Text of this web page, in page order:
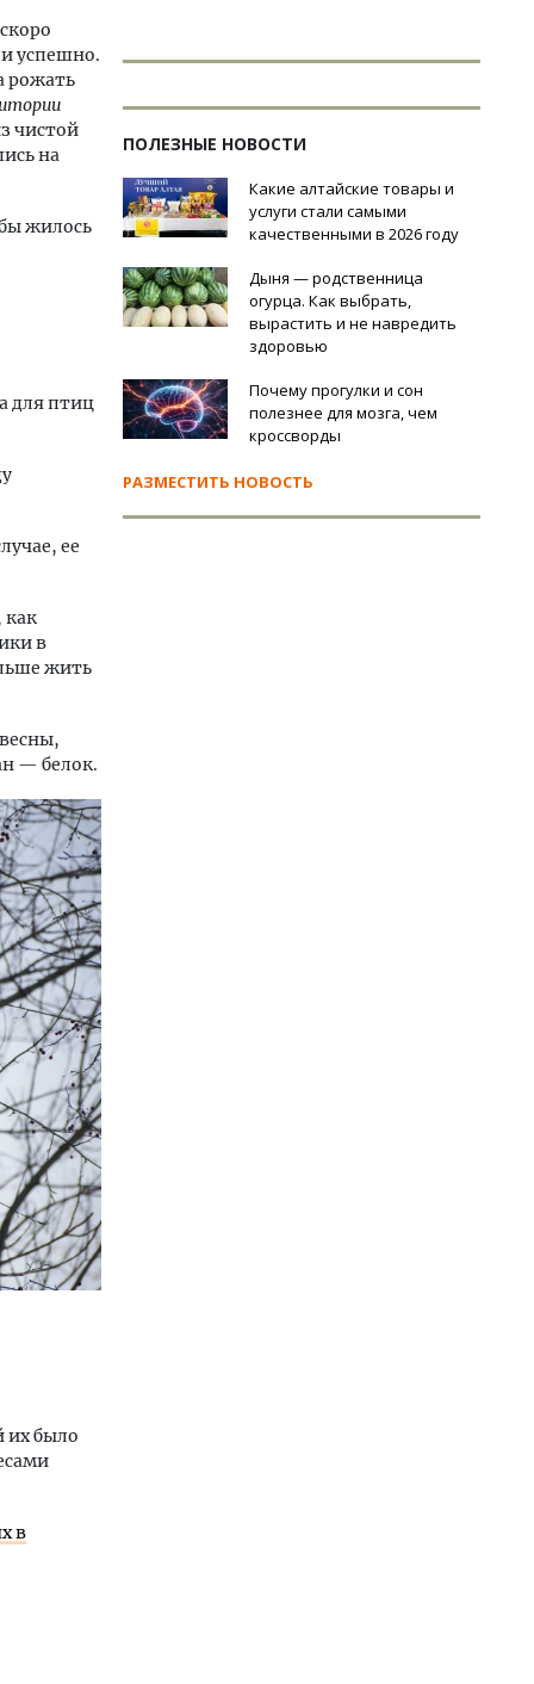
успешно.
рожать
чистой
на
жилось
для птиц
ее
как
в
жить
— белок.
их было
в
ПОЛЕЗНЫЕ НОВОСТИ
Какие алтайские товары и
услуги стали самыми
качественными в 2026 году
Дыня — родственница
огурца. Как выбрать,
вырастить и не навредить
здоровью
Почему прогулки и сон
полезнее для мозга, чем
кроссворды
РАЗМЕСТИТЬ НОВОСТЬ